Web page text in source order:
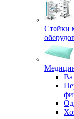
Стойки